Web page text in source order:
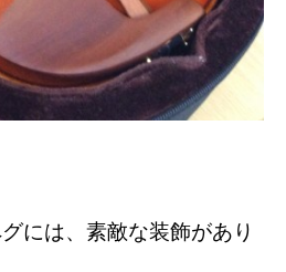
には、素敵な装飾があり